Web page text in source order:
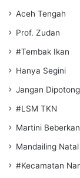
Aceh Tengah
Prof. Zudan
#Tembak Ikan
Hanya Segini
Jangan
#LSM TKN
Martini
Mandailing Natal
#Kecamatan